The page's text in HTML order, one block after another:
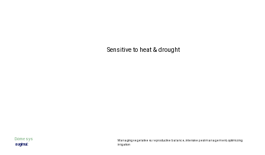
Sensitive to heat & drought
Dėmesys
augimui:
Managing vegetative vs. reproductive balance, intensive pest management, optimizing
irrigation